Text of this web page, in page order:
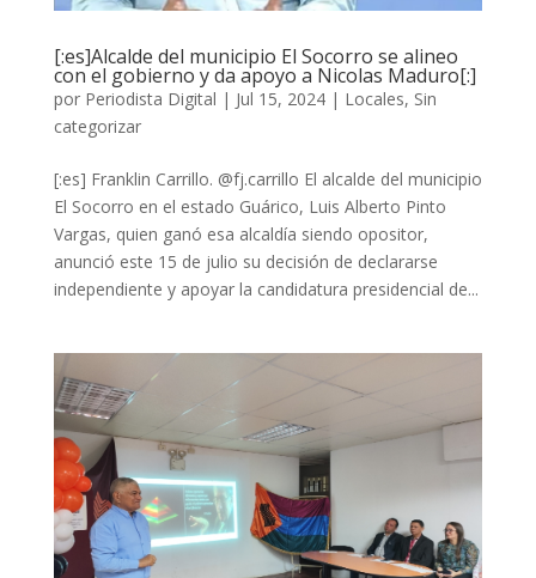
[:es]Alcalde del municipio El Socorro se alineo
con el gobierno y da apoyo a Nicolas Maduro[:]
por Periodista Digital | Jul 15, 2024| Locales, Sin
categorizar
[:es] Franklin Carrillo. @fj.carrillo El alcalde del municipio
El Socorro en el estado Guárico, Luis Alberto Pinto
Vargas, quien ganó esa alcaldía siendo opositor,
anunció este 15 de julio su decisión de declararse
independiente y apoyar la candidatura presidencial de...